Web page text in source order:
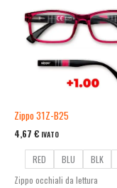
Zippo 31Z-B25
4,67 € IVATO
RED BLU BLK
Zippo occhiali da lettura